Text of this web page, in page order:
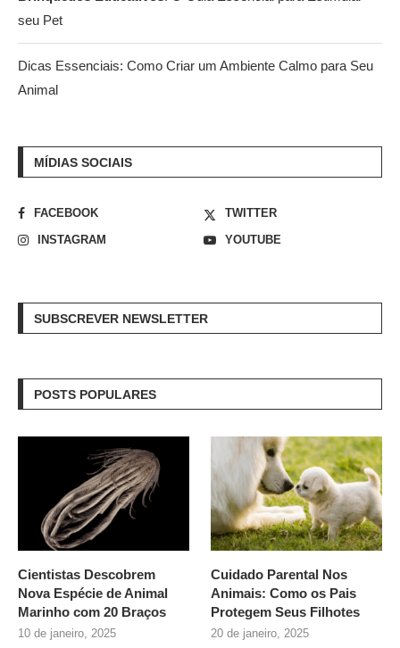
seu Pet
Dicas Essenciais: Como Criar um Ambiente Calmo para Seu
Animal
MÍDIAS SOCIAIS
FACEBOOK
TWITTER
INSTAGRAM
YOUTUBE
SUBSCREVER NEWSLETTER
POSTS POPULARES
Cientistas Descobrem
Nova Espécie de Animal
Marinho com 20 Braços
10 de janeiro, 2025
Cuidado Parental Nos
Animais: Como os Pais
Protegem Seus Filhotes
20 de janeiro, 2025